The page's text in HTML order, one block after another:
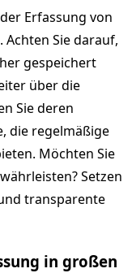
Erfassung von
Sie darauf,
gespeichert
über die
Sie deren
die regelmäßige
Möchten Sie
Setzen
transparente
in großen